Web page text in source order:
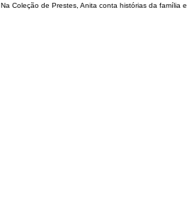
Na Coleção de Prestes, Anita conta histórias da família